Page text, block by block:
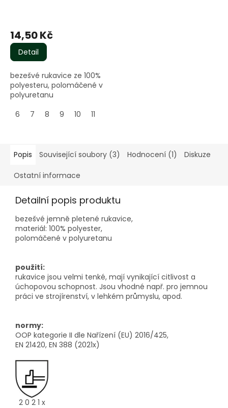
hodnocení
produktu
je
5,0
5
hvězdiček.
14,50 Kč
Detail
bezešvé rukavice ze 100%
polyesteru, polomáčené v
polyuretanu
6
7 8 9 10 11
Popis Související soubory (3) Hodnocení (1) Diskuze
Ostatní informace
Detailní popis produktu
bezešvé jemně pletené rukavice,
materiál: 100% polyester,
polomáčené v polyuretanu
použití:
rukavice jsou velmi tenké, mají vynikající citlivost a
úchopovou schopnost. Jsou vhodné např. pro jemnou
práci ve strojírenství, v lehkém průmyslu, apod.
normy:
OOP kategorie II dle Nařízení (EU) 2016/425,
EN 21420, EN 388 (2021x)
2 0 2 1 x